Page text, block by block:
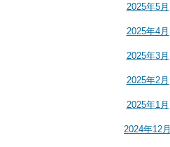
2025年5月
2025年4月
2025年3月
2025年2月
2025年1月
2024年12月